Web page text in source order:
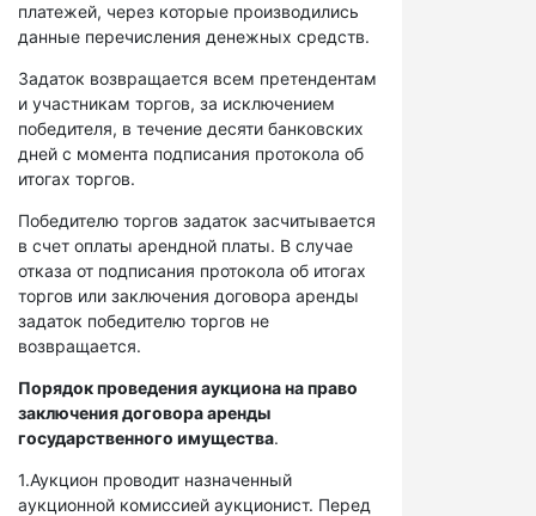
платежей, через которые производились
данные перечисления денежных средств.
Задаток возвращается всем претендентам
и участникам торгов, за исключением
победителя, в течение десяти банковских
дней с момента подписания протокола об
итогах торгов.
Победителю торгов задаток засчитывается
в счет оплаты арендной платы. В случае
отказа от подписания протокола об итогах
торгов или заключения договора аренды
задаток победителю торгов не
возвращается.
Порядок проведения аукциона на право
заключения договора аренды
государственного имущества.
1.Аукцион проводит назначенный
аукционной комиссией аукционист. Перед